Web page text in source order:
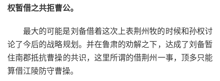
权暂借之共拒曹公。
最大的可能是刘备借着这次上表荆州牧的时候和孙权讨
论了今后的战略规划。并在鲁肃的劝解之下，达成了刘备暂
住南郡抵抗曹操的共识，这里所谓的借荆州一事，顶多只能
算借江陵防守曹操。